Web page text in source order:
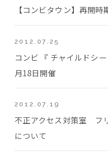
【コンビタウン】再開
2012.07.25
コンビ 『 チャイルドシ
月18日開催
2012.07.19
不正アクセス対策室 フ
について